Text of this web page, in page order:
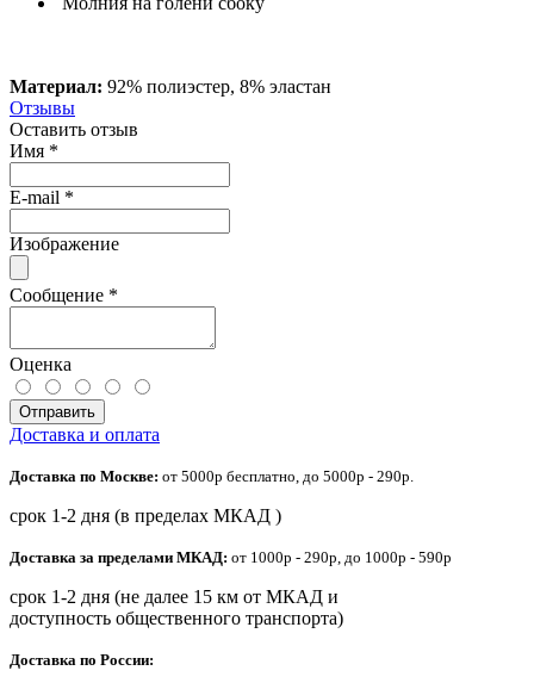
Материал: 92% полиэстер, 8% эластан
Отзывы
Оставить отзыв
Имя *
E-mail *
Изображение
Сообщение *
Оценка
Отправить
Доставка и оплата
Доставка по Москве: от 5000р бесплатно, до 5000р - 290р.
срок 1-2 дня (в пределах МКАД )
Доставка за пределами МКАД: от 1000р - 290р, до 1000р - 590р
срок 1-2 дня (не далее 15 км от МКАД и
доступность общественного транспорта)
Доставка по России: